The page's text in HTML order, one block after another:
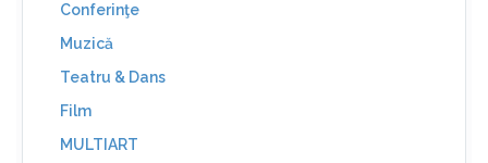
Conferinţe
Muzică
Teatru & Dans
Film
MULTIART